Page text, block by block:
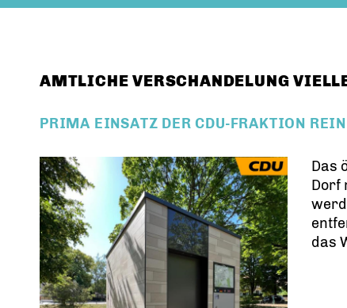
AMTLICHE VERSCHANDELUNG
PRIMA EINSATZ DER CDU-FRAKTION
Das
Dorf
das